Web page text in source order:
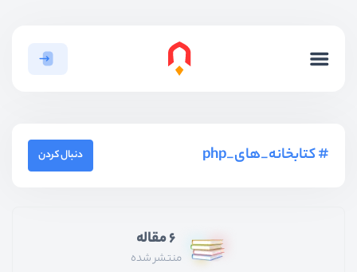
کتابخانه_های_php دنبال کردن
6 مقاله
منتشر شده